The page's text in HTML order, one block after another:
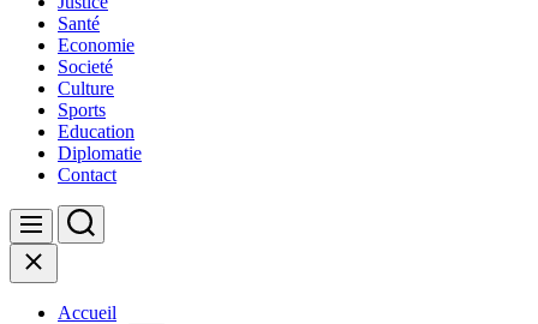
Santé
Economie
Societé
Culture
Sports
Education
Diplomatie
Contact
Menu Search
Close
Accueil